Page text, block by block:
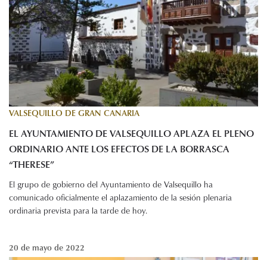
VALSEQUILLO DE GRAN CANARIA
EL AYUNTAMIENTO DE VALSEQUILLO APLAZA EL PLENO
ORDINARIO ANTE LOS EFECTOS DE LA BORRASCA
“THERESE”
El grupo de gobierno del Ayuntamiento de Valsequillo ha
comunicado oficialmente el aplazamiento de la sesión plenaria
ordinaria prevista para la tarde de hoy.
20 de mayo de 2022